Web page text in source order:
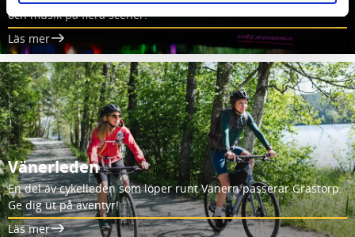
och musik på flera scener.
Läs mer
Vänerleden
En del av cykelleden som löper runt Vänern passerar Grästorp.
Ge dig ut på äventyr!
Läs mer